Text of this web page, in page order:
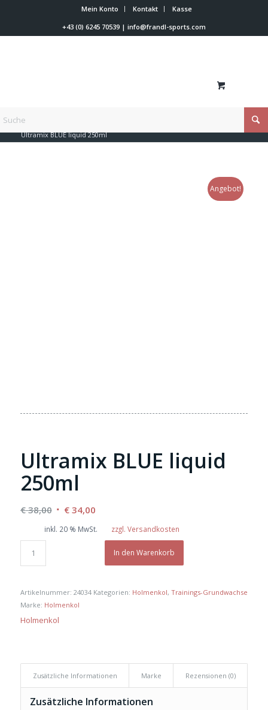
Mein Konto Kontakt
Kasse
+43 (0) 6245 70539| info@frandl-sports.com
Du bist hier:
Ultramix BLUE liquid 250ml
Angebot!
Ultramix BLUE liquid
250ml
€38,00 Ursprünglicher
Preis
€34,00Aktueller
ist:
€ 34,00.
inkl. 20 % MwSt. zzgl. Versandkosten
In den Warenkorb
Artikelnummer: 24034 Kategorien: Holmenkol, Trainings-Grundwachse
Marke: Holmenkol
Holmenkol
Zusätzliche Informationen Marke Rezensionen (0)
Zusätzliche Informationen